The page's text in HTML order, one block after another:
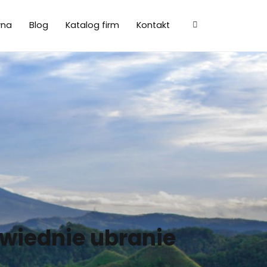
Blog Katalog firm Kontakt
ubranie